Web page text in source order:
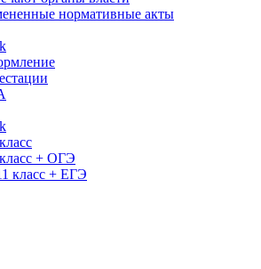
нормативные акты
+ ОГЭ
класс + ЕГЭ